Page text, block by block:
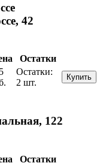
42
Остатки
Остатки:
2 шт.
Купить
122
Остатки